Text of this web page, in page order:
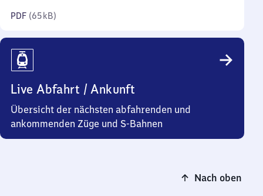
PDF (65 kB)
Live Abfahrt / Ankunft
Übersicht der nächsten abfahrenden und
ankommenden Züge und S-Bahnen
Nach oben